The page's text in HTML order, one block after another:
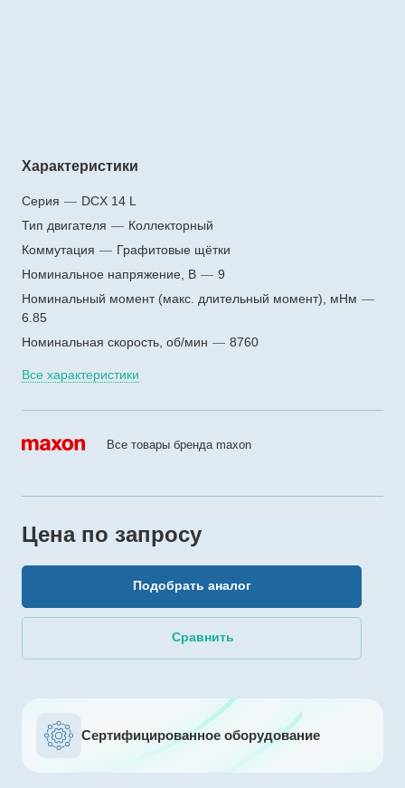
Характеристики
Серия — DCX 14 L
Тип двигателя — Коллекторный
Коммутация — Графитовые щётки
Номинальное напряжение, В — 9
Номинальный момент (макс. длительный момент), мНм —
6.85
Номинальная скорость, об/мин — 8760
Все характеристики
Все товары бренда maxon
Цена по запросу
Подобрать аналог
Сравнить
Сертифицированное оборудование